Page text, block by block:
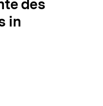
des
in